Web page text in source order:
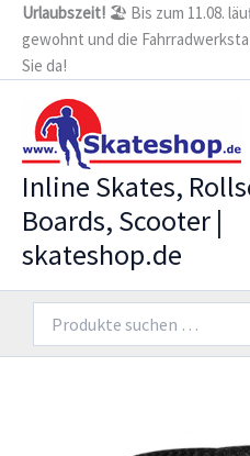
Zum
Inhalt
springen
Urlaubszeit! 🏖️ Bis zum 11.08.
gewohnt und die
Sie da!
Inline Skates,
Boards, Scooter |
skateshop.de
nach: